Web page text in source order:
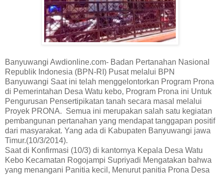
Banyuwangi Awdionline.com- Badan Pertanahan Nasional
Republik Indonesia (BPN-RI) Pusat melalui BPN
Banyuwangi Saat ini telah menggelontorkan Program Prona
di Pemerintahan Desa Watu kebo, Program Prona ini Untuk
Pengurusan Pensertipikatan tanah secara masal melalui
Proyek PRONA. Semua ini merupakan salah satu kegiatan
pembangunan pertanahan yang mendapat tanggapan positif
dari masyarakat. Yang ada di Kabupaten Banyuwangi jawa
Timur.(10/3/2014).
Saat di Konfirmasi (10/3) di kantornya Kepala Desa Watu
Kebo Kecamatan Rogojampi Supriyadi Mengatakan bahwa
yang menangani Panitia kecil, Menurut panitia Prona Desa